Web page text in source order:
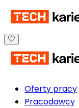
Oferty pracy
Pracodawcy